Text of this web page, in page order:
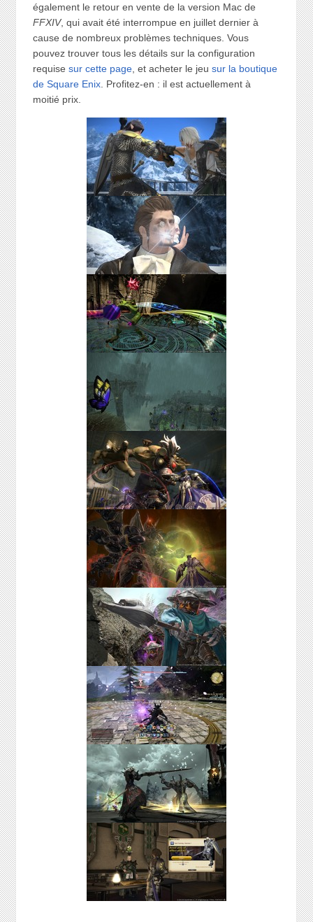
également le retour en vente de la version Mac de
FFXIV, qui avait été interrompue en juillet dernier à
cause de nombreux problèmes techniques. Vous
pouvez trouver tous les détails sur la configuration
requise sur cette page, et acheter le jeu sur la boutique
de Square Enix. Profitez-en : il est actuellement à
moitié prix.